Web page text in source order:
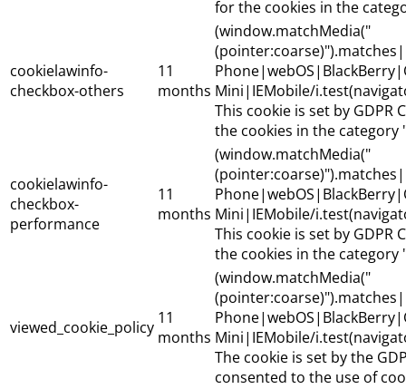
for the cookies in the
cookielawinfo-
checkbox-others
11
months
(window.matchMedia("
Mini|IEMobile/
This cookie is set by
the cookies in the category
cookielawinfo-
checkbox-
performance
11
months
(window.matchMedia("
Mini|IEMobile/
This cookie is set by
the cookies in the category
viewed_cookie_policy 11
months
(window.matchMedia("
Mini|IEMobile/
The cookie is set by the
consented to the use of